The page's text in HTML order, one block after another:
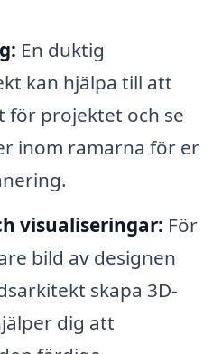
En duktig
kan hjälpa till att
för projektet och se
inom ramarna för er
visualiseringar: För
bild av designen
skapa 3D-
dig att